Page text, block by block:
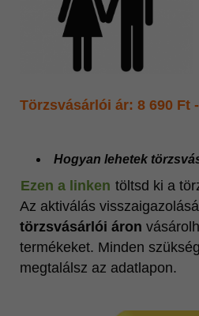
Törzsvásárlói ár: 8 690 Ft
Hogyan lehetek
Ezen a linken töltsd ki a
Az aktiválás
törzsvásárlói áron
termékeket. Minden
megtalálsz az adatlapon.